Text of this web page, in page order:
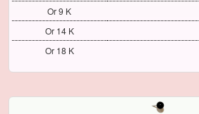
Or 9 K
Or 14 K
Or 18 K